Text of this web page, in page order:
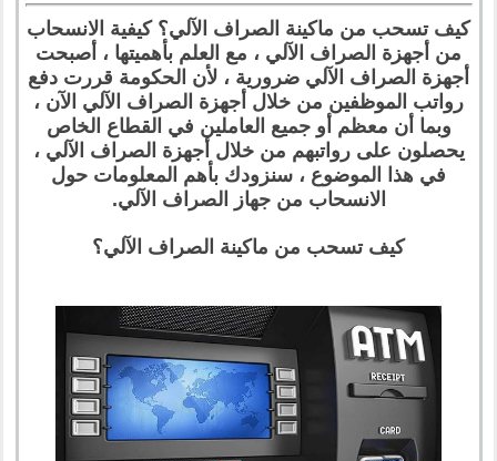
كيف تسحب من ماكينة الصراف الآلي؟ كيفية الانسحاب
من أجهزة الصراف الآلي ، مع العلم بأهميتها ، أصبحت
أجهزة الصراف الآلي ضرورية ، لأن الحكومة قررت دفع
رواتب الموظفين من خلال أجهزة الصراف الآلي الآن ،
وبما أن معظم أو جميع العاملين في القطاع الخاص
يحصلون على رواتبهم من خلال أجهزة الصراف الآلي ،
في هذا الموضوع ، سنزودك بأهم المعلومات حول
الانسحاب من جهاز الصراف الآلي.
كيف تسحب من ماكينة الصراف الآلي؟